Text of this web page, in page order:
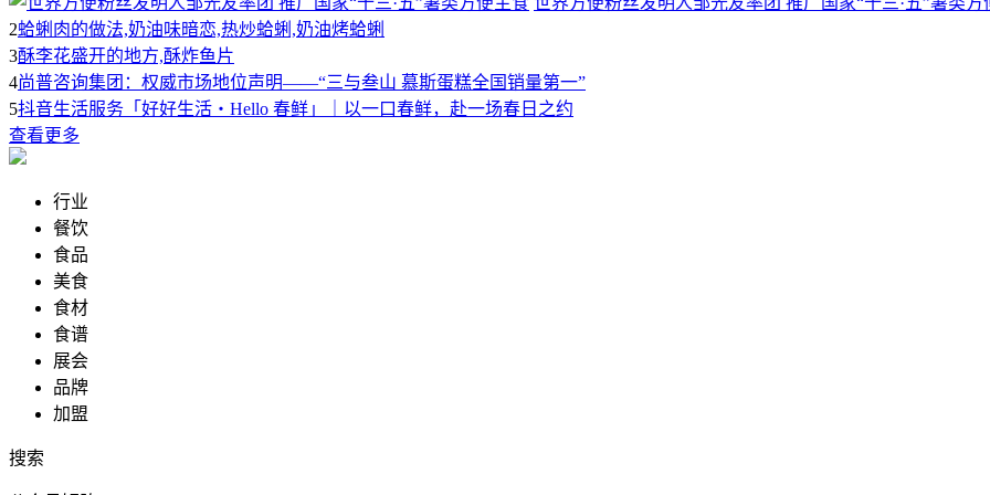
2蛤蜊肉的做法,奶油味暗恋,热炒蛤蜊,奶油烤蛤蜊
3酥李花盛开的地方,酥炸鱼片
4尚普咨询集团：权威市场地位声明——“三与叁山 慕斯蛋糕全国销量第一”
5抖音生活服务「好好生活・Hello 春鲜」｜以一口春鲜，赴一场春日之约
查看更多
行业
餐饮
食品
美食
食材
食谱
展会
品牌
加盟
搜索